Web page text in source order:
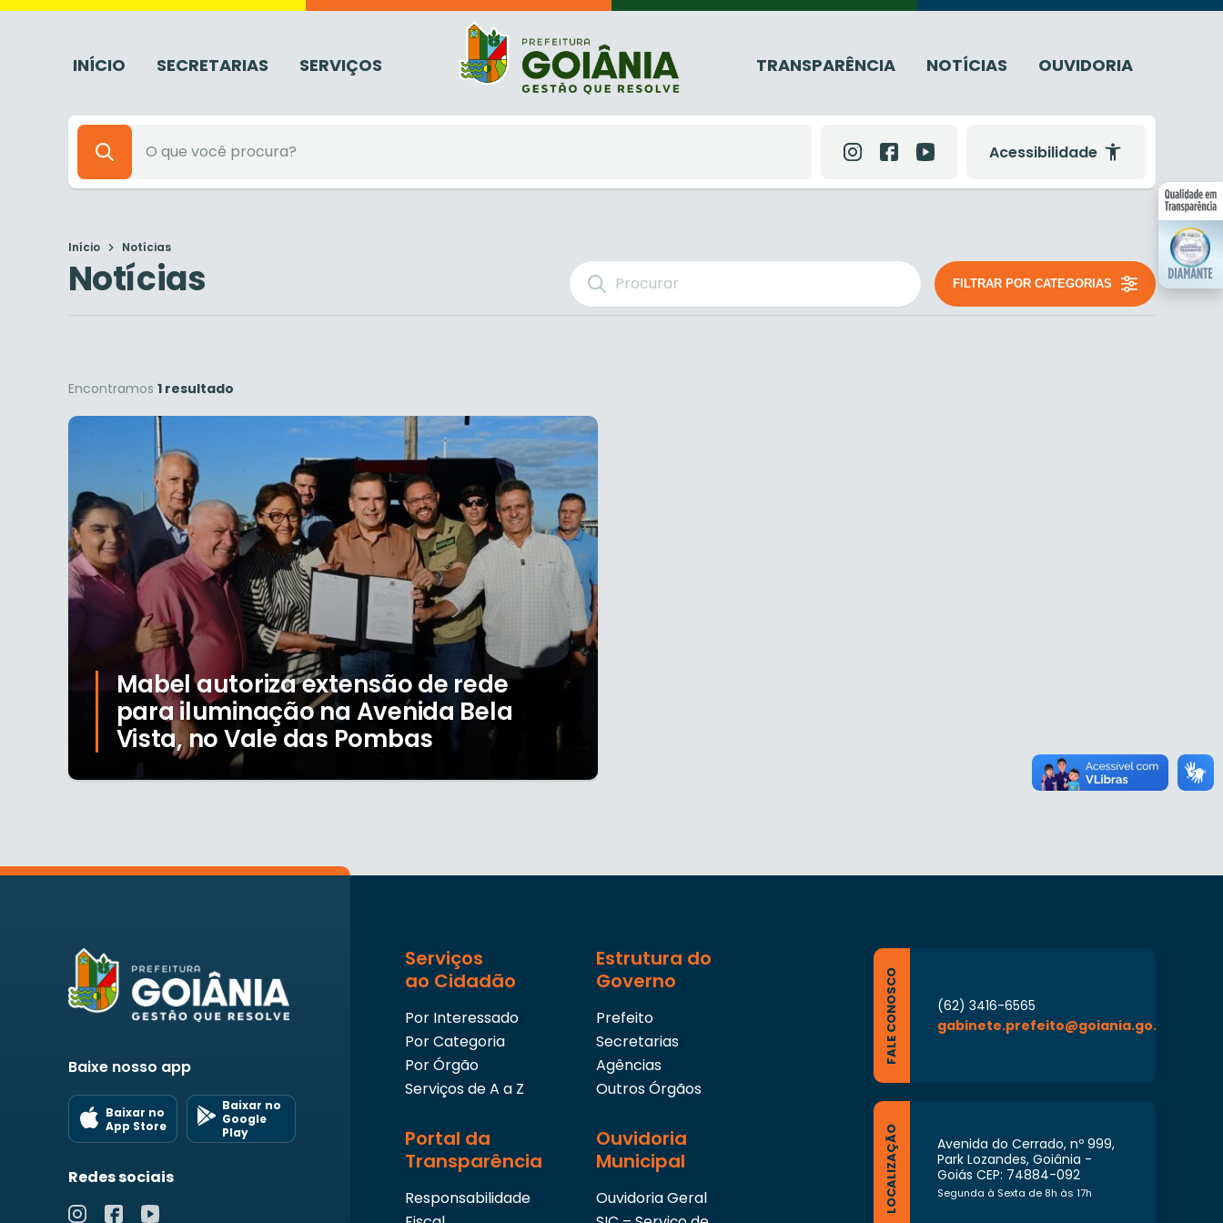
INÍCIO SECRETARIAS SERVIÇOS TRANSPARÊNCIA NOTÍCIAS OUVIDORIA
Acessibilidade
Início Notícias
Notícias FILTRAR POR CATEGORIAS
Encontramos 1 resultado
Mabel autoriza extensão de rede
para iluminação na Avenida Bela
Vista, no Vale das Pombas
Baixe nosso app
Baixar no
App Store
Baixar no
Google
Play
Redes sociais
Serviços
ao Cidadão
Por Interessado
Por Categoria
Por Órgão
Serviços de A a Z
Estrutura do
Governo
Prefeito
Secretarias
Agências
Outros Órgãos
Portal da
Transparência
Responsabilidade
Ouvidoria
Municipal
Ouvidoria Geral
FALE CONOSCO
(62) 3416-6565
gabinete.prefeito@goiania.go.gov.br
LOCALIZAÇÃO
Avenida do Cerrado, nº 999,
Park Lozandes, Goiânia -
Goiás CEP: 74884-092
Segunda à Sexta de 8h às 17h